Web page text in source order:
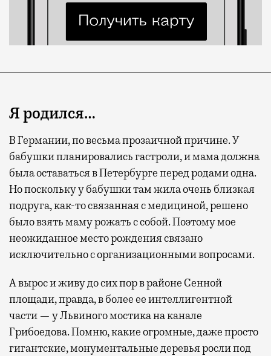
Я родился…
В Германии, по весьма прозаичной причине. У
бабушки планировались гастроли, и мама должна
была оставаться в Петербурге перед родами одна.
Но поскольку у бабушки там жила очень близкая
подруга, как-то связанная с медициной, решено
было взять маму рожать с собой. Поэтому мое
неожиданное место рождения связано
исключительно с организационными вопросами.
А вырос и живу до сих пор в районе Сенной
площади, правда, в более ее интеллигентной
части — у Львиного мостика на канале
Грибоедова. Помню, какие огромные, даже просто
гигантские, монументальные деревья росли под